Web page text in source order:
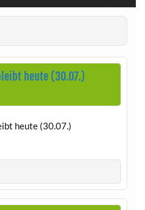
heute (30.07.)
heute (30.07.)